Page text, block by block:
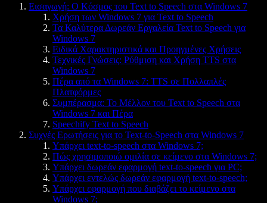
Εισαγωγή: Ο Κόσμος του Text to Speech στα Windows 7
Χρήση των Windows 7 για Text to Speech
Τα Καλύτερα Δωρεάν Εργαλεία Text to Speech για
Windows 7
Ειδικά Χαρακτηριστικά και Προηγμένες Χρήσεις
Τεχνικές Γνώσεις: Ρύθμιση και Χρήση TTS στα
Windows 7
Πέρα από τα Windows 7: TTS σε Πολλαπλές
Πλατφόρμες
Συμπέρασμα: Το Μέλλον του Text to Speech στα
Windows 7 και Πέρα
Speechify Text to Speech
Συχνές Ερωτήσεις για το Text-to-Speech στα Windows 7
Υπάρχει text-to-speech στα Windows 7;
Πώς χρησιμοποιώ ομιλία σε κείμενο στα Windows 7;
Υπάρχει δωρεάν εφαρμογή text-to-speech για PC;
Υπάρχει εντελώς δωρεάν εφαρμογή text-to-speech;
Υπάρχει εφαρμογή που διαβάζει το κείμενο στα
Windows 7;